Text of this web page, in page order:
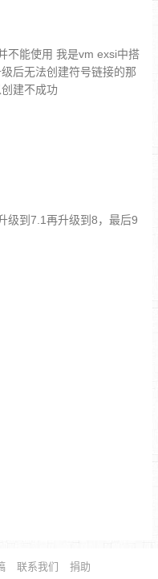
不能使用 我是vm exsi中搭
后无法创建符号链接的那
建不成功
级到7.1再升级到8，最后9
联系我们 捐助